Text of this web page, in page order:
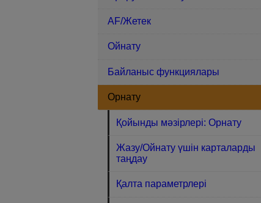
AF/Жетек
Ойнату
Байланыс функциялары
Орнату
Қойынды мәзірлері: Орнату
Жазу/Ойнату үшін карталарды
таңдау
Қалта параметрлері